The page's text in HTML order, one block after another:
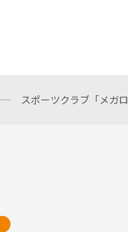
スポーツクラブ「メガ